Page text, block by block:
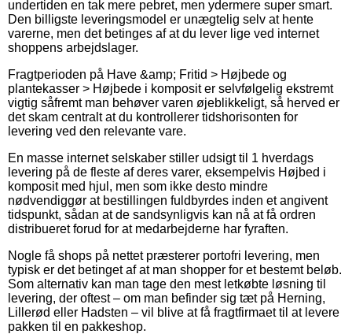
undertiden en tak mere pebret, men ydermere super smart.
Den billigste leveringsmodel er unægtelig selv at hente
varerne, men det betinges af at du lever lige ved internet
shoppens arbejdslager.
Fragtperioden på Have &amp; Fritid > Højbede og
plantekasser > Højbede i komposit er selvfølgelig ekstremt
vigtig såfremt man behøver varen øjeblikkeligt, så herved er
det skam centralt at du kontrollerer tidshorisonten for
levering ved den relevante vare.
En masse internet selskaber stiller udsigt til 1 hverdags
levering på de fleste af deres varer, eksempelvis Højbed i
komposit med hjul, men som ikke desto mindre
nødvendiggør at bestillingen fuldbyrdes inden et angivent
tidspunkt, sådan at de sandsynligvis kan nå at få ordren
distribueret forud for at medarbejderne har fyraften.
Nogle få shops på nettet præsterer portofri levering, men
typisk er det betinget af at man shopper for et bestemt beløb.
Som alternativ kan man tage den mest letkøbte løsning til
levering, der oftest – om man befinder sig tæt på Herning,
Lillerød eller Hadsten – vil blive at få fragtfirmaet til at levere
pakken til en pakkeshop.